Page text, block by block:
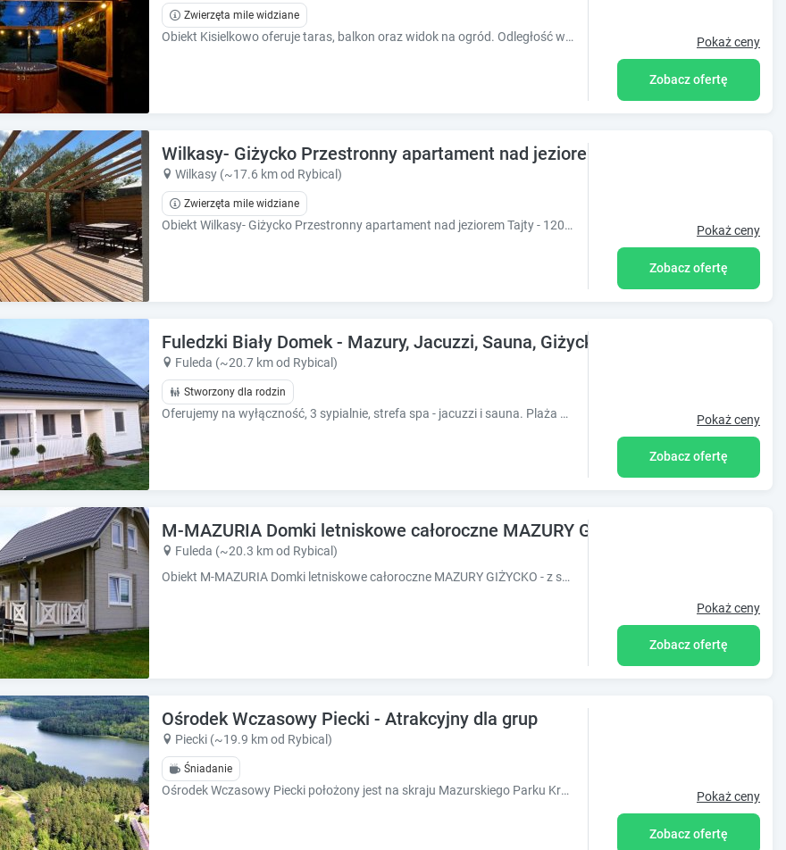
d
a
t
e
s
d
a
t
Zwierzęta mile widziane
Obiekt Kisielkowo oferuje taras, balkon oraz widok na ogród. Odległość ważnych miejsc od obiektu: Twierdza Boyen ? około 5,5 km. Obiekt zapewn Pokaż ceny
Zobacz ofertę
Wilkasy- Giżycko Przestronny apartament nad jeziorem Tajty - 120 m2 tylko
Wilkasy (~17.6 km od Rybical)
Zwierzęta mile widziane
Obiekt Wilkasy- Giżycko Przestronny apartament nad jeziorem Tajty - 120 m2 tylko dla Ciebie oferuje taras oraz widok na ogród. Usytuowany jest on w Pokaż ceny
Zobacz ofertę
Fuledzki Biały Domek - Mazury, Jacuzzi, Sauna, Giżycko
Fuleda (~20.7 km od Rybical)
Stworzony dla rodzin
Oferujemy na wyłączność, 3 sypialnie, strefa spa - jacuzzi i sauna. Plaża 200m od domku. Pokaż ceny
Zobacz ofertę
M-MAZURIA Domki letniskowe całoroczne MAZURY GIŻYCKO - z sauną i
Fuleda (~20.3 km od Rybical)
Obiekt M-MAZURIA Domki letniskowe całoroczne MAZURY GIŻYCKO - z sauną i jacuzzi Fuleda znajduje się w miejscowości Fuleda i zapewnia saunę, wann
Pokaż ceny
Zobacz ofertę
Ośrodek Wczasowy Piecki - Atrakcyjny dla grup
Piecki (~19.9 km od Rybical)
Śniadanie
Ośrodek Wczasowy Piecki położony jest na skraju Mazurskiego Parku Krajobrazowego oraz Puszczy Piskiej, w pobliżu trasy Mrągowo - Piecki - Mikołajki. B Pokaż ceny
Zobacz ofertę